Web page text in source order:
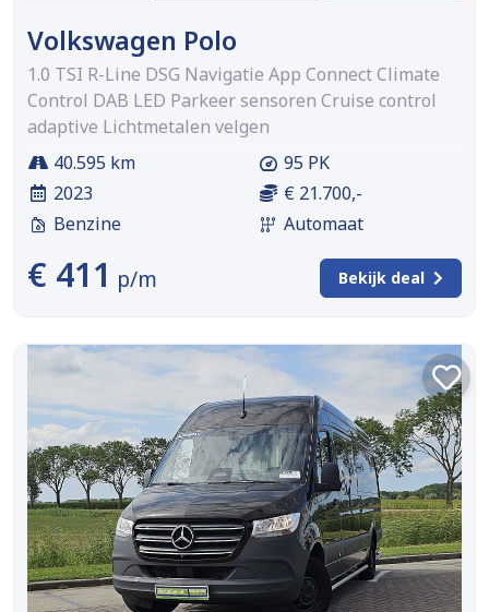
Volkswagen Polo
1.0 TSI R-Line DSG Navigatie App Connect Climate
Control DAB LED Parkeer sensoren Cruise control
adaptive Lichtmetalen velgen
40.595 km
2023
Benzine
95 PK
€ 21.700,-
Automaat
€ 411 p/m Bekijk deal